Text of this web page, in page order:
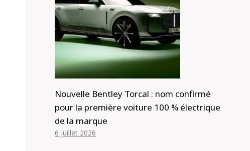
Nouvelle Bentley Torcal : nom confirmé
pour la première voiture 100 % électrique
de la marque
6 juillet 2026